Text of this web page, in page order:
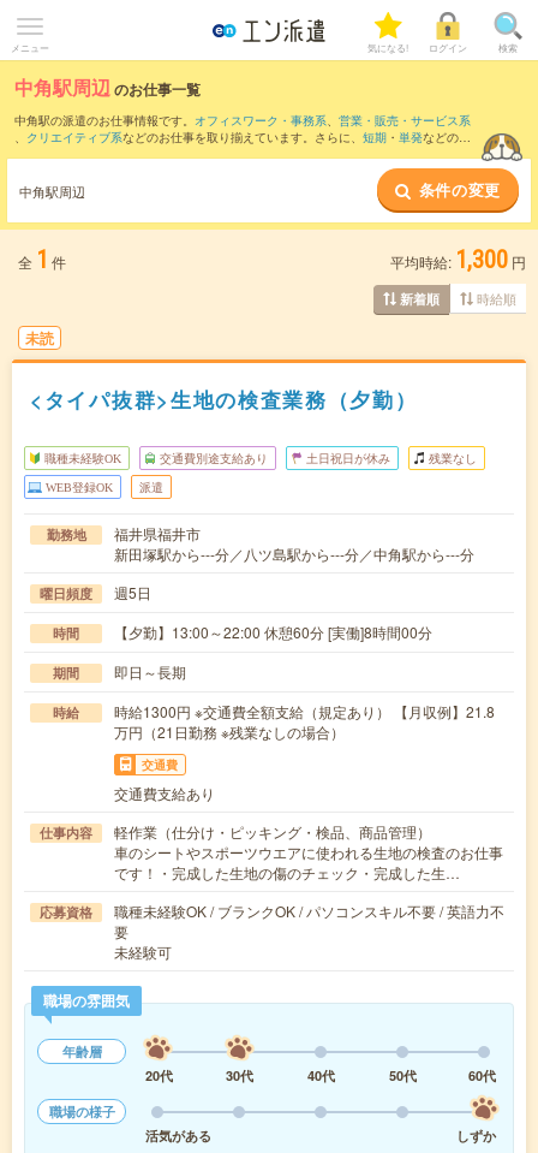
メニュー 気になる! ログイン 検索
中角駅周辺のお仕事一覧
中角駅の派遣のお仕事情報です。 オフィスワーク・事務系、 営業・販売・サービス系
、 クリエイティブ系などのお仕事を取り揃えています。さらに、 短期 ・ 単発などの期
また、三国(福井県)駅 福井(福井県)駅など近隣駅の
お仕事もご確認いただけます。
中角駅周辺 条件の変更
全 1 件 平均時給: 1,300 円
新着順 時給順
未読
<タイパ抜群>生地の検査業務（夕勤）
職種未経験OK 交通費別途支給あり 土日祝日が休み 残業なし
WEB登録OK 派遣
勤務地
福井県福井市
新田塚駅から---分／八ツ島駅から---分／中角駅から---分
曜日頻度 週5日
時間 【夕勤】13:00～22:00 休憩60分 [実働]8時間00分
期間 即日～長期
時給
時給1300円 ※交通費全額支給（規定あり） 【月収例】21.8
万円（21日勤務 ※残業なしの場合）
交通費
交通費支給あり
仕事内容
軽作業（仕分け・ピッキング・検品、商品管理）
車のシートやスポーツウエアに使われる生地の検査のお仕事
です！・完成した生地の傷のチェック・完成した生…
応募資格
職種未経験OK / ブランクOK / パソコンスキル不要 / 英語力不
要
未経験可
職場の雰囲気
年齢層
20代
30代 40代 50代
60代
職場の様子
活気がある
しずか